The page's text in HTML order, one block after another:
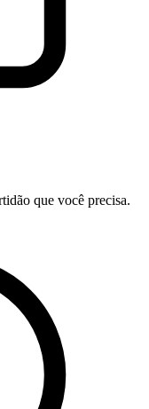
que você precisa.